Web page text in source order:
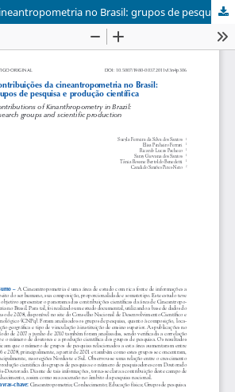
Contribuições da cineantropometria no Brasil: grupos de pesquisa e produção científica